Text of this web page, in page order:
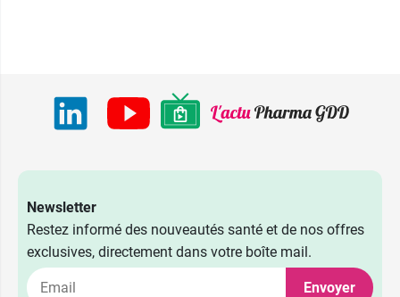
Newsletter
Restez informé des nouveautés santé et de nos offres
exclusives, directement dans votre boîte mail.
Envoyer